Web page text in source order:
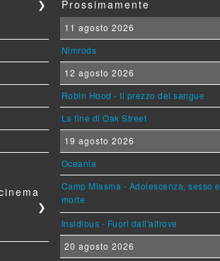
❯
❯
Prossimamente
11 agosto 2026
Nimrods
12 agosto 2026
Robin Hood - Il prezzo del sangue
La fine di Oak Street
19 agosto 2026
Oceania
Camp Miasma - Adolescenza, sesso e
morte
Insidious - Fuori dall'altrove
20 agosto 2026